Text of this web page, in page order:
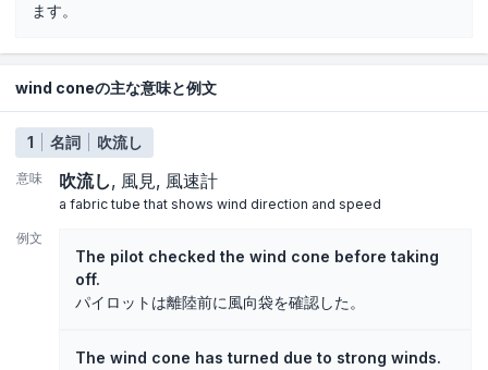
ます。
wind coneの主な意味と例文
1 名詞 吹流し
意味 吹流し 風見 風速計
a fabric tube that shows wind direction and speed
例文
The pilot checked the wind cone before taking
off.
パイロットは離陸前に風向袋を確認した。
The wind cone has turned due to strong winds.